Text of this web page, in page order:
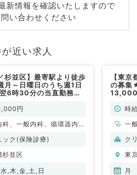
新情報を確認いたしますので
い合わせください
近い求人
杉並区】最寄駅より徒歩
～日曜日のうち週1日
6時30分の当直勤務☆1
（内科系／非常勤）
円
科、一般内科、循環器内
吸器内科、消化器内科、内
液内科、膠原病科
ック(保険診療)
杉並区
,木,金,土,日
【東
の募集
13,000
非常勤
時
一
ク
東
月